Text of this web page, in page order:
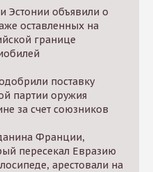
Эстонии объявили о
оставленных на
границе
поставку
партии оружия
за счет союзников
Франции,
пересекал Евразию
арестовали на